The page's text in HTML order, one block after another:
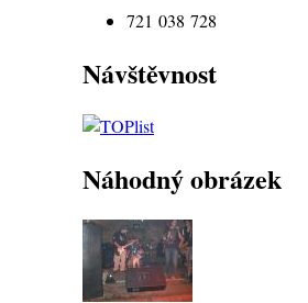
721 038 728
Návštěvnost
Náhodný obrázek